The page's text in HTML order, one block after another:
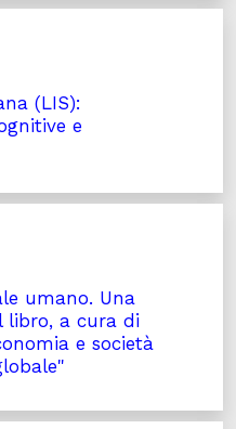
(LIS):
e
umano. Una
libro, a cura di
e società